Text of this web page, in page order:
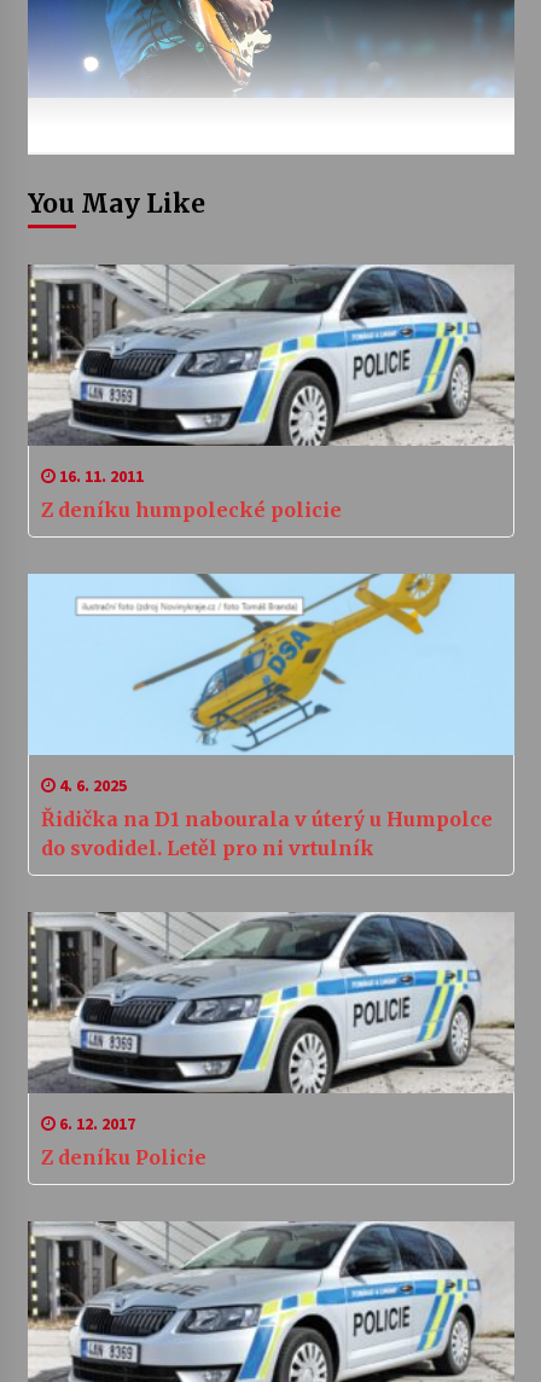
You May Like
16. 11. 2011
Z deníku humpolecké policie
4. 6. 2025
Řidička na D1 nabourala v úterý u Humpolce
do svodidel. Letěl pro ni vrtulník
6. 12. 2017
Z deníku Policie